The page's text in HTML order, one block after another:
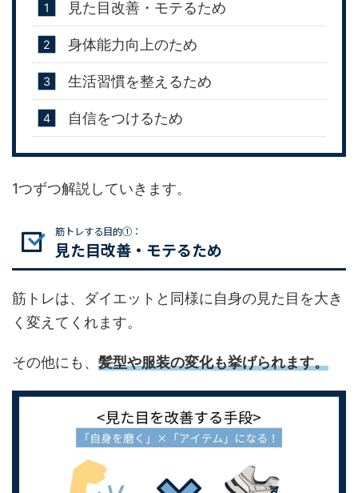
見た目改善・モテるため
身体能力向上のため
生活習慣を整えるため
自信をつけるため
1つずつ解説していきます。
筋トレする目的①：
見た目改善・モテるため
筋トレは、ダイエットと同様に自身の見た目を大き
く変えてくれます。
その他にも、 髪型や服装の変化も挙げられます。